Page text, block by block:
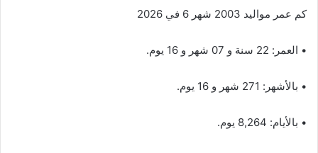
كم عمر مواليد 2003 شهر 6 في 2026
• العمر: 22 سنة و 07 شهر و 16 يوم.
• بالأشهر: 271 شهر و 16 يوم.
• بالأيام: 8,264 يوم.